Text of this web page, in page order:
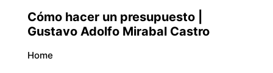
Cómo hacer un presupuesto |
Gustavo Adolfo Mirabal Castro
Home